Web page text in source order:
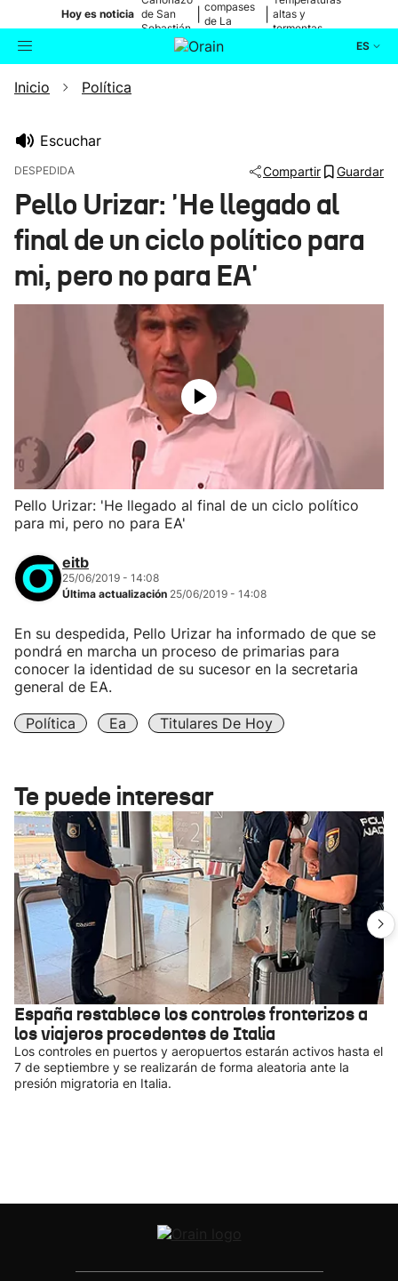
Hoy es noticia de San
Sebastián
compases
de La
altas y
tormentas
ES
Buscador
Ikusmiran
Eguraldia
Inicio Política
Escuchar
DESPEDIDA Compartir Guardar
Pello Urizar: 'He llegado al
final de un ciclo político para
mi, pero no para EA'
Pello Urizar: 'He llegado al final de un ciclo político
para mi, pero no para EA'
eitb
25/06/2019 - 14:08
Última actualización 25/06/2019 - 14:08
En su despedida, Pello Urizar ha informado de que se
pondrá en marcha un proceso de primarias para
conocer la identidad de su sucesor en la secretaria
general de EA.
Política Ea Titulares De Hoy
Te puede interesar
España restablece los controles fronterizos a
los viajeros procedentes de Italia
Los controles en puertos y aeropuertos estarán activos hasta el
7 de septiembre y se realizarán de forma aleatoria ante la
presión migratoria en Italia.